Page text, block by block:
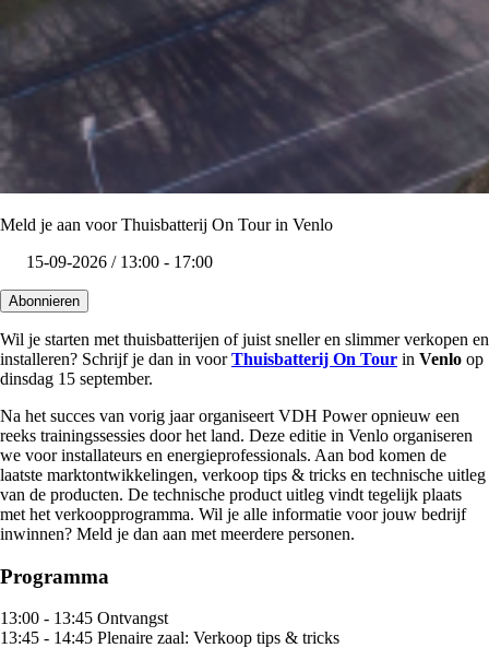
Meld je aan voor Thuisbatterij On Tour in Venlo
15-09-2026 / 13:00 - 17:00
Abonnieren
Wil je starten met thuisbatterijen of juist sneller en slimmer verkopen en
installeren? Schrijf je dan in voorThuisbatterij On Tour in Venlo op
dinsdag 15 september.
Na het succes van vorig jaar organiseert VDH Power opnieuw een
reeks trainingssessies door het land. Deze editie in Venlo organiseren
we voor installateurs en energieprofessionals. Aan bod komen de
laatste marktontwikkelingen, verkoop tips & tricks en technische uitleg
van de producten. De technische product uitleg vindt tegelijk plaats
met het verkoopprogramma. Wil je alle informatie voor jouw bedrijf
inwinnen? Meld je dan aan met meerdere personen.
Programma
13:00 - 13:45 Ontvangst
13:45 - 14:45 Plenaire zaal: Verkoop tips & tricks